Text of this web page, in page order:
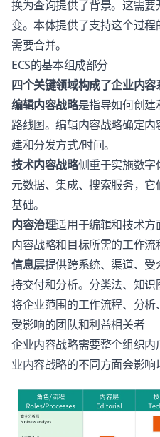
换为查询提供了背景。这需
变。本体提供了支持这个过
需要合并。
ECS的基本组成部分
四个关键领域构成了企业内容
编辑内容战略是指导如何创建
路线图。编辑内容战略确定
建和分发方式/时间。
技术内容战略侧重于实施数字
元数据、集成、搜索服务，
基础。
内容治理适用于编辑和技术
内容战略和目标所需的工作流
信息层提供跨系统、渠道、
持交付和分析。分类法、知
将企业范围的工作流程、分析
受影响的团队和利益相关者
企业内容战略需要整个组织
业内容战略的不同方面会影响